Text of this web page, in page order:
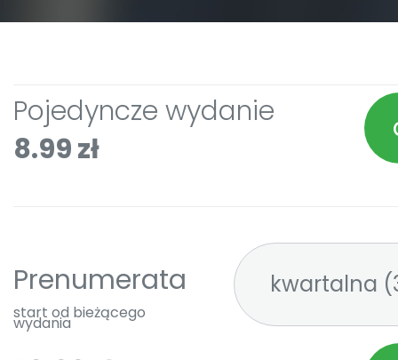
Pojedyncze wydanie
8.99 zł
Prenumerata
start od bieżącego
wydania